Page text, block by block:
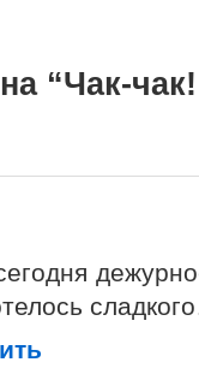
“Чак-